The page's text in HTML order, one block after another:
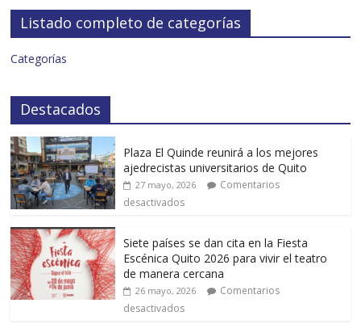
Listado completo de categorías
Categorías
Destacados
Plaza El Quinde reunirá a los mejores
ajedrecistas universitarios de Quito
27 mayo, 2026
Comentarios
desactivados
Siete países se dan cita en la Fiesta
Escénica Quito 2026 para vivir el teatro
de manera cercana
26 mayo, 2026
Comentarios
desactivados